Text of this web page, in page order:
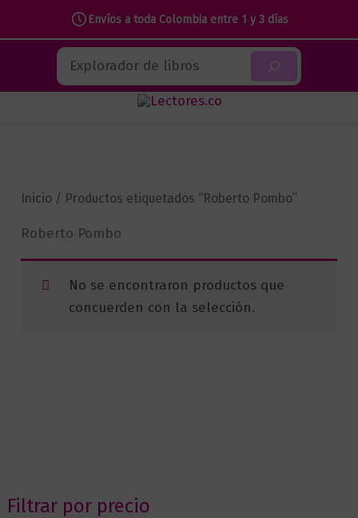
Envíos a toda Colombia entre 1 y 3 días
contenido
Buscar
Filtrar por precio
Inicio / Productos etiquetados “Roberto Pombo”
Roberto Pombo
No se encontraron productos que
concuerden con la selección.